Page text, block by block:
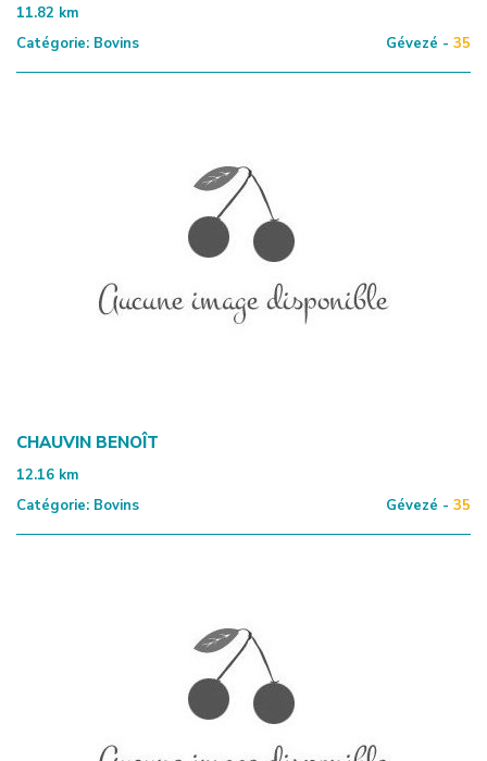
11.82 km
Catégorie: Bovins Gévezé - 35
CHAUVIN BENOÎT
12.16 km
Catégorie: Bovins Gévezé - 35